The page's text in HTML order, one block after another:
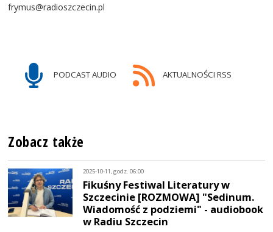
frymus@radioszczecin.pl
PODCAST AUDIO AKTUALNOŚCI RSS
Zobacz także
2025-10-11, godz. 06:00
Fikuśny Festiwal Literatury w
Szczecinie [ROZMOWA] "Sedinum.
Wiadomość z podziemi" - audiobook
w Radiu Szczecin